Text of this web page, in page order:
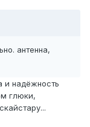
антенна,
и надёжность
глюки,